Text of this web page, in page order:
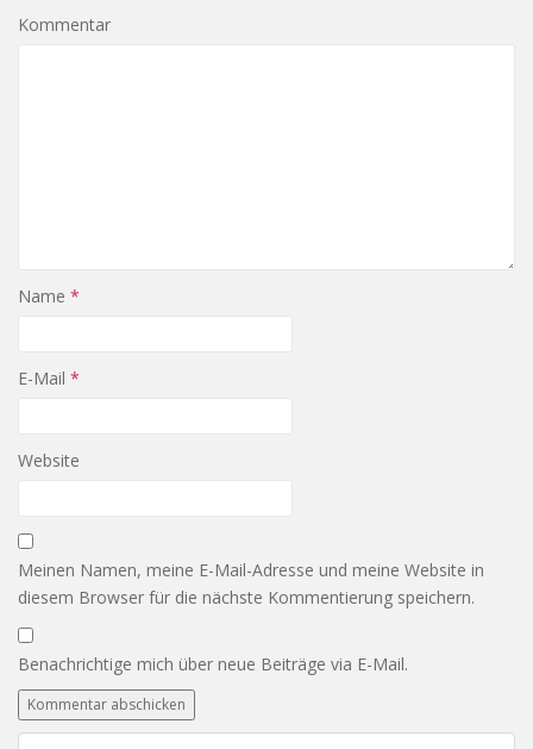
Kommentar
Name *
E-Mail *
Website
Meinen Namen, meine E-Mail-Adresse und meine Website in
diesem Browser für die nächste Kommentierung speichern.
Benachrichtige mich über neue Beiträge via E-Mail.